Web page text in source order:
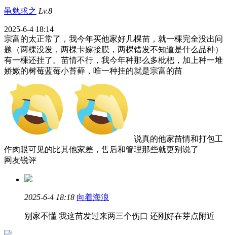
黾勉求之 Lv.8
2025-6-4 18:14
宗富的太正常了，我今年买他家好几棵苗，就一棵完全没出问
题（两棵没发，两棵卡嫁接膜，两棵错发不知道是什么品种）
有一棵还挂了。苗情不行，我今年种那么多枇杷，加上种一堆
娇嫩的树莓蓝莓小苔藓，唯一种挂的就是宗富的苗
说真的他家苗情和打包工
作肉眼可见的比其他家差，售后和管理那些就更别说了
网友锐评
2025-6-4 18:18 向着海浪
别家不懂 我这苗发过来两三个伤口 还刚好在芽点附近